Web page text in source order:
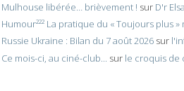
Mulhouse libérée… brièvement ! sur D'r
Humour²²² La pratique du « Toujours plus »
Russie Ukraine : Bilan du 7 août 2026 sur
Ce mois-ci, au ciné-club... sur le croquis de